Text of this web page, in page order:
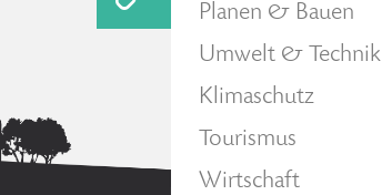
Planen & Bauen
Umwelt & Technik
Klimaschutz
Tourismus
Wirtschaft